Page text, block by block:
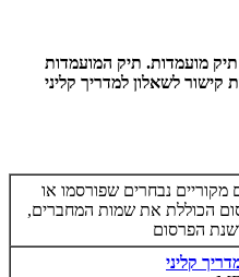
מועמדות. תיק המועמדות
קישור לשאלון למדריך קליני
נבחרים שפורסמו או
הכוללת את שמות המחברים,
הפרסום
קליני